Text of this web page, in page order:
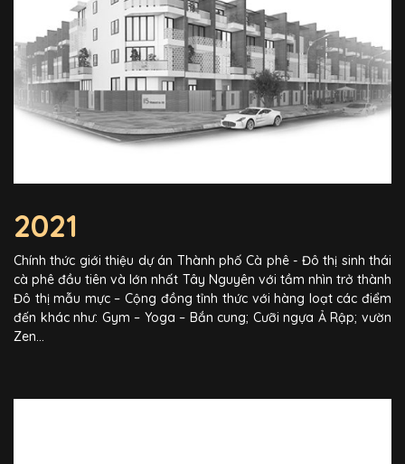
2021
Chính thức giới thiệu dự án Thành phố Cà phê - Đô thị sinh thái
cà phê đầu tiên và lớn nhất Tây Nguyên với tầm nhìn trở thành
Đô thị mẫu mực – Cộng đồng tỉnh thức với hàng loạt các điểm
đến khác như: Gym – Yoga – Bắn cung; Cưỡi ngựa Ả Rập; vườn
Zen…